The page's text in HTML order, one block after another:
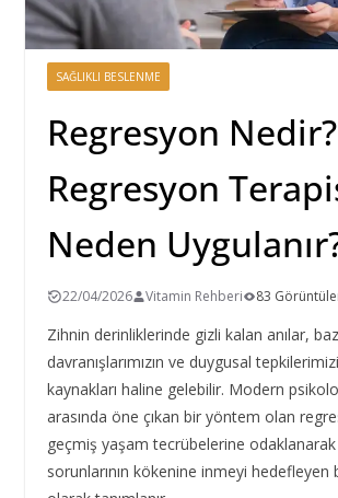
SAĞLIKLI BESLENME
Regresyon Nedir?
Regresyon
Neden
22/04/2026 Vitamin Rehberi 83
Zihnin derinliklerinde gizli kalan anılar,
davranışlarımızın ve duygusal
kaynakları haline gelebilir. Modern
arasında öne çıkan bir yöntem olan
geçmiş yaşam tecrübelerine
sorunlarının kökenine inmeyi hedefleyen